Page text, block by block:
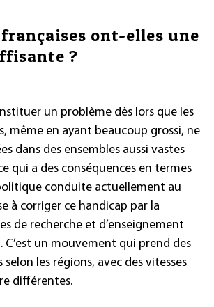
françaises ont-elles une
?
un problème dès lors que les
même en ayant beaucoup grossi, ne
dans des ensembles aussi vastes
qui a des conséquences en termes
conduite actuellement au
à corriger ce handicap par la
de recherche et d’enseignement
C’est un mouvement qui prend des
les régions, avec des vitesses
différentes.